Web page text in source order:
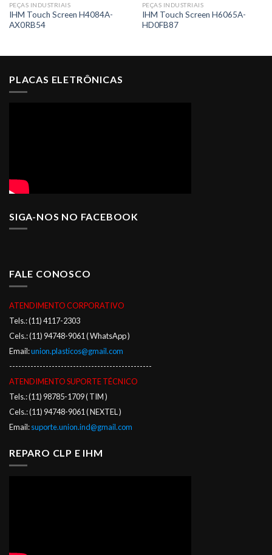
PEÇAS INDUSTRIAIS
IHM Touch Screen H4084A-
AX0RB54
PEÇAS INDUSTRIAIS
IHM Touch Screen H6065A-
HD0FB87
PLACAS ELETRÔNICAS
SIGA-NOS NO FACEBOOK
FALE CONOSCO
ATENDIMENTO CORPORATIVO
Tels.: (11) 4117-2303
Cels.: (11) 94748-9061 ( WhatsApp )
Email:union.plasticos@gmail.com
-----------------------------------------------
ATENDIMENTO SUPORTE TÉCNICO
Tels.: (11) 98785-1709 ( TIM )
Cels.: (11) 94748-9061 ( NEXTEL )
Email:suporte.union.ind@gmail.com
REPARO CLP E IHM